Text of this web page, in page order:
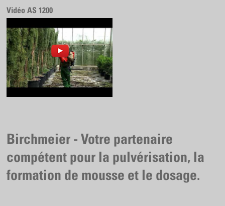
Vidéo AS 1200
Birchmeier - Votre partenaire
compétent pour la pulvérisation, la
formation de mousse et le dosage.